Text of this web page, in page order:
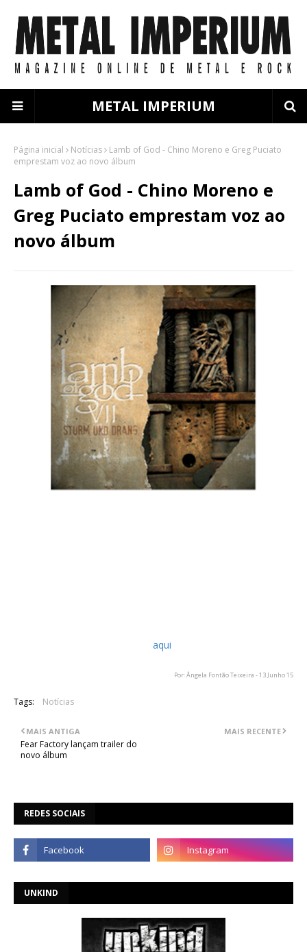
METAL IMPERIUM
Página inicial Notícias
Lamb of God - Chino Moreno e Greg Puciato
emprestam voz ao novo álbum
Lamb of God - Chino Moreno e
Greg Puciato emprestam voz ao
novo álbum
aqui
Por: Ângela Fontão Teixeira - 13 Junho 15
Tags: Notícias
MAIS RECENTE
MAIS ANTIGA
Fear Factory lançam trailer do
novo álbum
REDES SOCIAIS
UNKIND